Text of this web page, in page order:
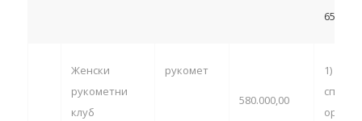
Женски
рукометни
клуб
рукомет
580.000,00
1)